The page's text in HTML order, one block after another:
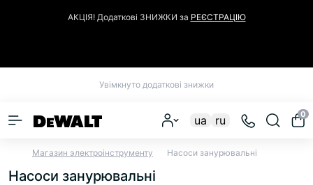
АКЦІЯ! Додаткові ЗНИЖКИ за РЕЄСТРАЦІЮ
Увімкнуто додаткові знижки
ua ru 0
Магазин электроінструменту Насоси занурювальні
Насоси занурювальні